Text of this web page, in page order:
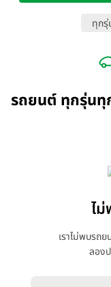
ทุก
รถยนต์ ทุกรุ่นทุ
ไ
เราไม่พบรถ
ลอง